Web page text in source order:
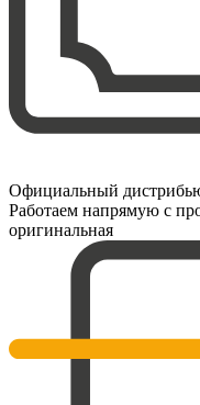
Официальный
Работаем напрямую с
оригинальная